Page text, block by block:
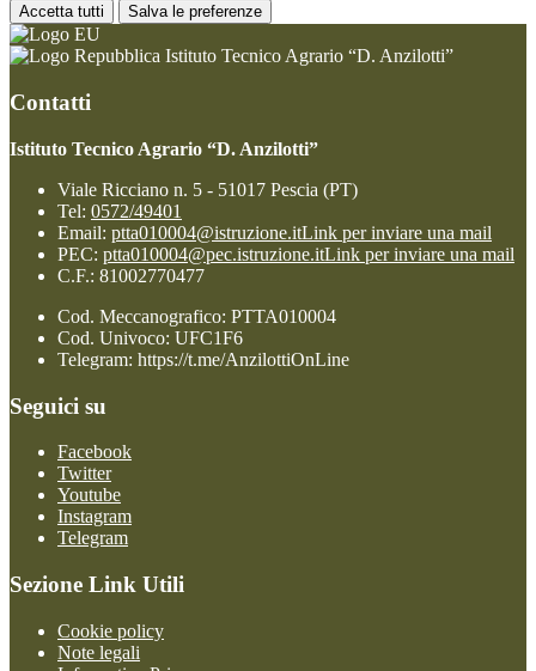
Accetta tutti Salva le preferenze
Istituto Tecnico Agrario “D. Anzilotti”
Contatti
Istituto Tecnico Agrario “D. Anzilotti”
Viale Ricciano n. 5 - 51017 Pescia (PT)
Tel: 0572/49401
Email: ptta010004@istruzione.itLink per inviare una mail
PEC: ptta010004@pec.istruzione.itLink per inviare una mail
C.F.: 81002770477
Cod. Meccanografico: PTTA010004
Cod. Univoco: UFC1F6
Telegram: https://t.me/AnzilottiOnLine
Seguici su
Facebook
Twitter
Youtube
Instagram
Telegram
Sezione Link Utili
Cookie policy
Note legali